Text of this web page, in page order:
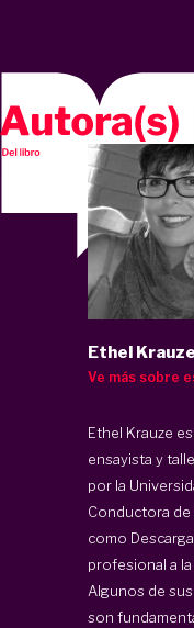
Ethel Krauze
Ve más sobre
Ethel Krauze
ensayista y
por la
Conductora de
como
profesional a
Algunos de
son